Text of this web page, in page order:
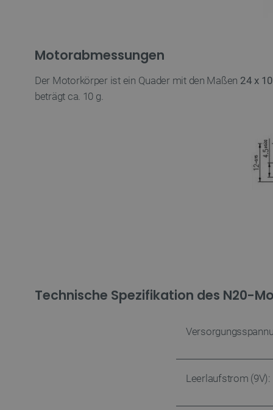
Motorabmessungen
Der Motorkörper ist ein Quader mit den Maßen 24 x
beträgt ca. 10 g.
Technische Spezifikation des N20-
Leerlaufstrom (9V):